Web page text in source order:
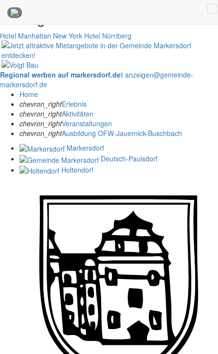
Anzeigen
Hotel Manhattan New York Hotel Nürnberg
Regional werben auf markersdorf.de! anzeigen@gemeinde-
markersdorf.de
Home
chevron_rightErlebnis
chevron_rightAktivitäten
chevron_rightVeranstaltungen
chevron_rightAusbildung OFW-Jauernick-Buschbach
Markersdorf
Deutsch-Paulsdorf
Holtendorf